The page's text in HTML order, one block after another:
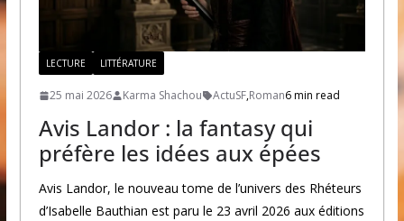
LECTURE LITTÉRATURE
25 mai 2026 Karma Shachou ActuSF,Roman6 min read
Avis Landor : la fantasy qui
préfère les idées aux épées
Avis Landor, le nouveau tome de l’univers des Rhéteurs
d’Isabelle Bauthian est paru le 23 avril 2026 aux éditions